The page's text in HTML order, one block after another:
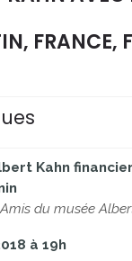
FRANCE,
Kahn
du musée
à 19h